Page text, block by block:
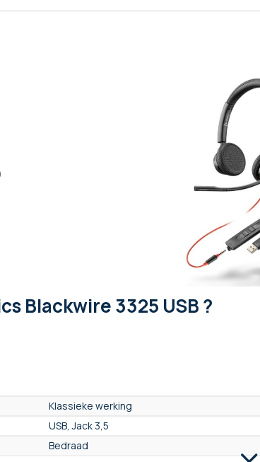
Blackwire 3325 USB ?
Klassieke werking
USB, Jack 3,5
Bedraad